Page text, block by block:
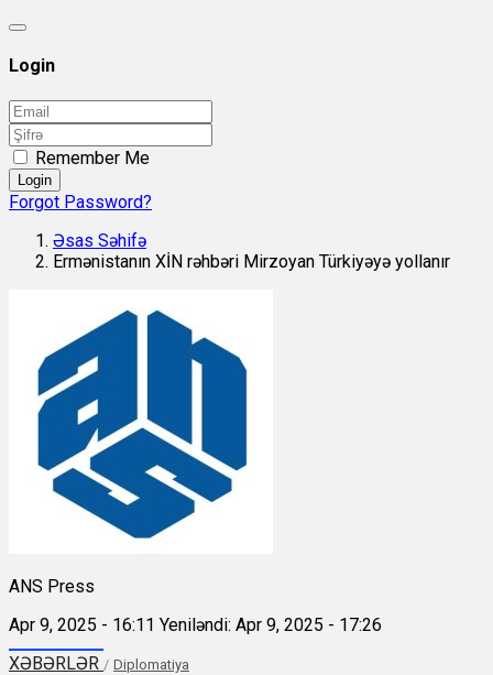
Login
Remember Me
Login
Forgot Password?
Əsas Səhifə
Ermənistanın XİN rəhbəri Mirzoyan Türkiyəyə yollanır
ANS Press
Apr 9, 2025 - 16:11 Yeniləndi: Apr 9, 2025 - 17:26
XƏBƏRLƏR / Diplomatiya